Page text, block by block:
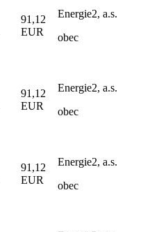
91,12
EUR
Energie2, a.s.
obec
91,12
EUR
Energie2, a.s.
obec
91,12
EUR
Energie2, a.s.
obec